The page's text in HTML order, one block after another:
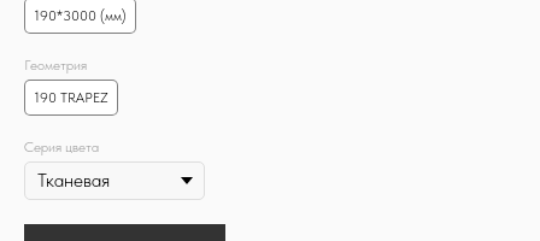
190*3000 (мм)
Геометрия
190 TRAPEZ
Серия цвета
ЦВЕТОВАЯ ПАЛИТРА